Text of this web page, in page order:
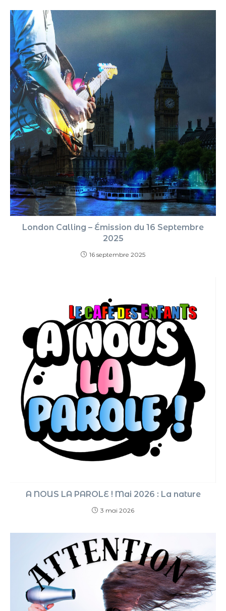
London Calling – Émission du 16 Septembre
2025
16 septembre 2025
A NOUS LA PAROLE ! Mai 2026 : La nature
3 mai 2026